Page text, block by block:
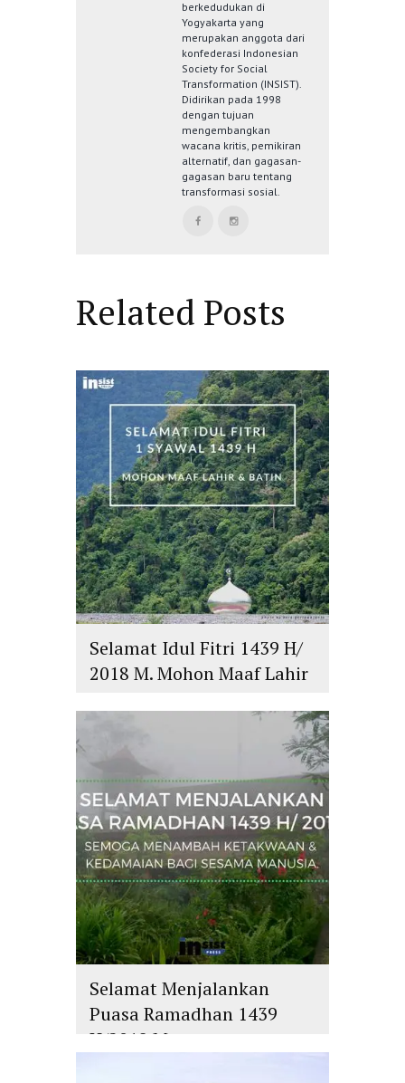
berkedudukan di
Yogyakarta yang
merupakan anggota dari
konfederasi Indonesian
Society for Social
Transformation (INSIST).
Didirikan pada 1998
dengan tujuan
mengembangkan
wacana kritis, pemikiran
alternatif, dan gagasan-
gagasan baru tentang
transformasi sosial.
Related Posts
Selamat Idul Fitri 1439 H/
2018 M. Mohon Maaf Lahir
Selamat Menjalankan
Puasa Ramadhan 1439
H/2018 M